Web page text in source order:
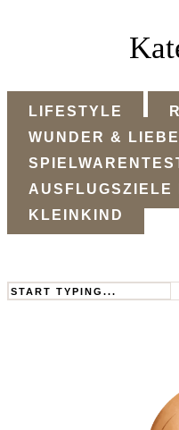
LIFESTYLE
WUNDER & LIEBE
AUSFLUGSZIELE
KLEINKIND
Search